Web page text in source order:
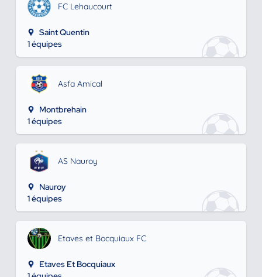
FC Lehaucourt
Saint Quentin
1 équipes
Asfa Amical
Montbrehain
1 équipes
AS Nauroy
Nauroy
1 équipes
Etaves et Bocquiaux FC
Etaves Et Bocquiaux